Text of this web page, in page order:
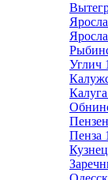
Углич 1
Калуга
Пенза